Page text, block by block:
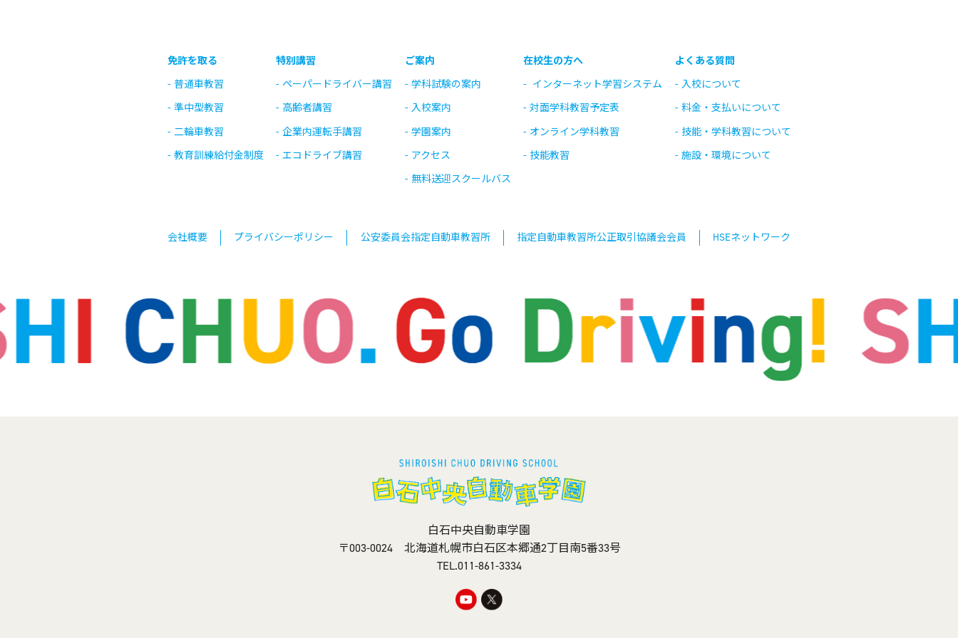
免許を取る
普通車教習
準中型教習
二輪車教習
教育訓練給付金制度
特別講習
ペーパードライバー講習
高齢者講習
企業内運転手講習
エコドライブ講習
ご案内
学科試験の案内
入校案内
学園案内
アクセス
無料送迎スクールバス
在校生の方へ
インターネット学習システム
対面学科教習予定表
オンライン学科教習
技能教習
よくある質問
入校について
料金・支払いについて
技能・学科教習について
施設・環境について
会社概要 プライバシーポリシー 公安委員会指定自動車教習所 指定自動車教習所公正取引協議会会員 HSEネットワーク
白石中央自動車学園
〒003-0024 北海道札幌市白石区本郷通2丁目南5番33号
TEL.011-861-3334